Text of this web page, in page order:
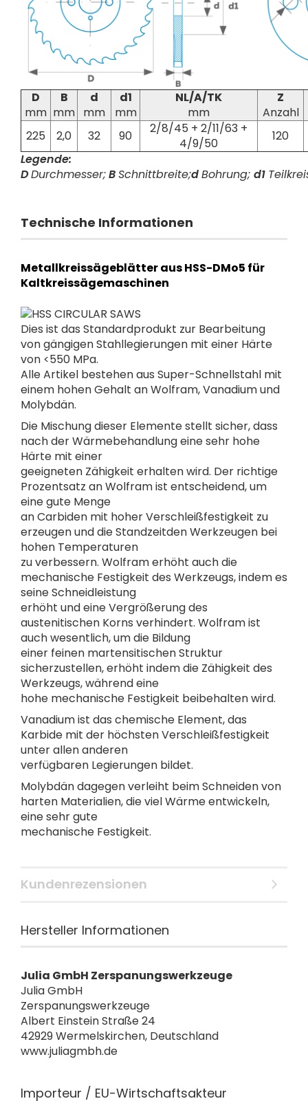
D
mm
B
mm
d
mm
d1
mm
NL/A/TK
mm
Z
Anzahl
225
2,0 32 90
2/8/45 + 2/11/63 +
4/9/50
120
Legende:
DDurchmesser;BSchnittbreite;dBohrung; d1
Technische Informationen
Metallkreissägeblätter aus HSS-DMo5 für
Kaltkreissägemaschinen
Dies ist das Standardprodukt zur Bearbeitung
von gängigen Stahllegierungen mit einer Härte
von <550 MPa.
Alle Artikel bestehen aus Super-Schnellstahl mit
einem hohen Gehalt an Wolfram, Vanadium und
Molybdän.
Die Mischung dieser Elemente stellt sicher, dass
nach der Wärmebehandlung eine sehr hohe
Härte mit einer
geeigneten Zähigkeit erhalten wird. Der richtige
Prozentsatz an Wolfram ist entscheidend, um
eine gute Menge
an Carbiden mit hoher Verschleißfestigkeit zu
erzeugen und die Standzeitden Werkzeugen bei
hohen Temperaturen
zu verbessern. Wolfram erhöht auch die
mechanische Festigkeit des Werkzeugs, indem es
seine Schneidleistung
erhöht und eine Vergrößerung des
austenitischen Korns verhindert. Wolfram ist
auch wesentlich, um die Bildung
einer feinen martensitischen Struktur
sicherzustellen, erhöht indem die Zähigkeit des
Werkzeugs, während eine
hohe mechanische Festigkeit beibehalten wird.
Vanadium ist das chemische Element, das
Karbide mit der höchsten Verschleißfestigkeit
unter allen anderen
verfügbaren Legierungen bildet.
Molybdän dagegen verleiht beim Schneiden von
harten Materialien, die viel Wärme entwickeln,
eine sehr gute
mechanische Festigkeit.
Kundenrezensionen
Hersteller Informationen
Julia GmbH Zerspanungswerkzeuge
Julia GmbH
Zerspanungswerkzeuge
Albert Einstein Straße 24
42929 Wermelskirchen, Deutschland
www.juliagmbh.de
Importeur / EU-Wirtschaftsakteur